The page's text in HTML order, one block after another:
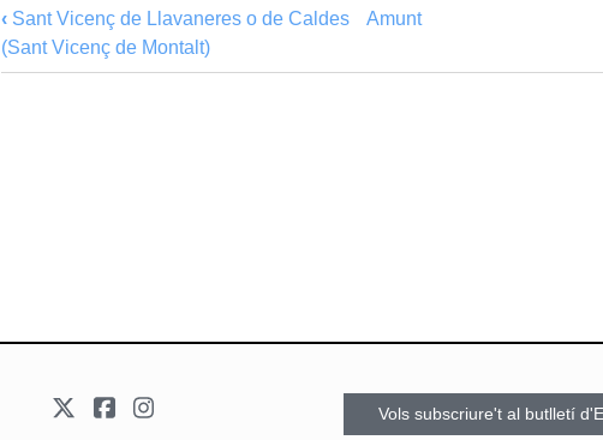
‹ Sant Vicenç de Llavaneres o de Caldes
(Sant Vicenç de Montalt)
Amunt
Vols subscriure't al butlletí